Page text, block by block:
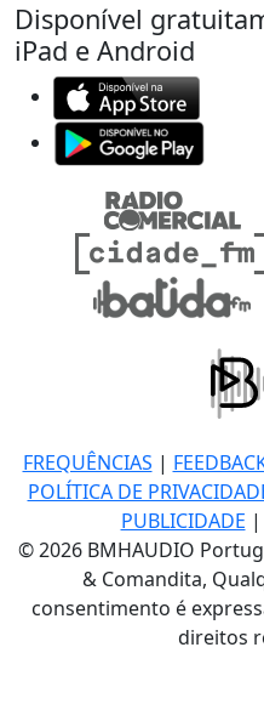
Disponível
iPad e Android
FREQUÊNCIAS |
POLÍTICA DE
PUBLICIDADE |
© 2026 BMHAUDIO
& Comandita,
consentimento é
direitos